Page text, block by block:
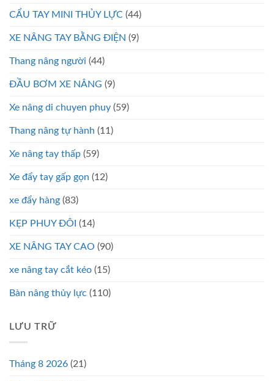
CẨU TAY MINI THỦY LỰC (44)
XE NÂNG TAY BẰNG ĐIỆN (9)
Thang nâng người (44)
ĐẦU BƠM XE NÂNG (9)
Xe nâng di chuyen phuy (59)
Thang nâng tự hành (11)
Xe nâng tay thấp (59)
Xe đẩy tay gấp gọn (12)
xe đẩy hàng (83)
KẸP PHUY ĐÔI (14)
XE NÂNG TAY CAO (90)
xe nâng tay cắt kéo (15)
Bàn nâng thủy lực (110)
LƯU TRỮ
Tháng 8 2026 (21)